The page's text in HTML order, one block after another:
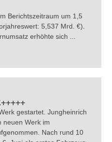
Berichtszeitraum um 1,5
5,537 Mrd. €).
erhöhte sich ...
gestartet. Jungheinrich
neuen Werk im
Nach rund 10